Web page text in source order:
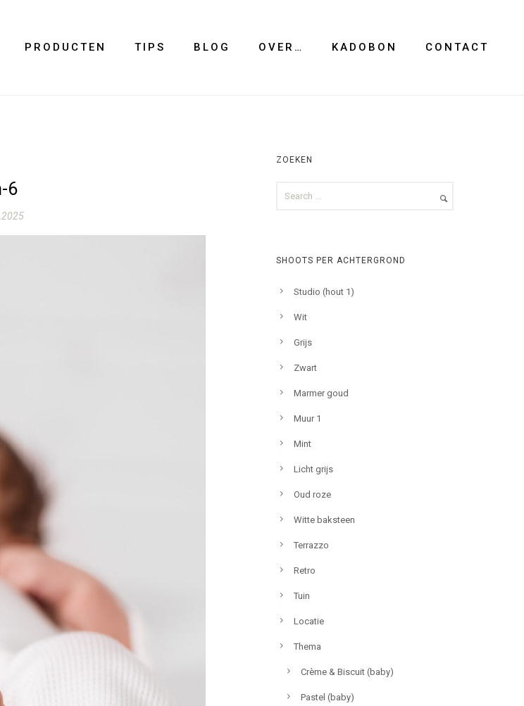
PRODUCTEN TIPS BLOG OVER… KADOBON CONTACT
6
ZOEKEN
SHOOTS PER ACHTERGROND
Studio (hout 1)
Wit
Grijs
Zwart
Marmer goud
Muur 1
Mint
Licht grijs
Oud roze
Witte baksteen
Terrazzo
Retro
Tuin
Locatie
Thema
Crème & Biscuit (baby)
Pastel (baby)